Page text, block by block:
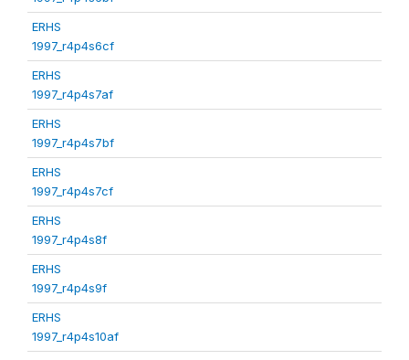
ERHS
1997_r4p4s6cf
ERHS
1997_r4p4s7af
ERHS
1997_r4p4s7bf
ERHS
1997_r4p4s7cf
ERHS
1997_r4p4s8f
ERHS
1997_r4p4s9f
ERHS
1997_r4p4s10af